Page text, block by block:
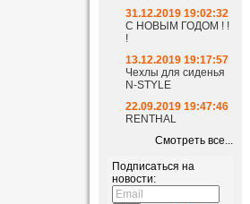
31.12.2019 19:02:32
С НОВЫМ ГОДОМ ! !
!
13.12.2019 19:17:57
Чехлы для сиденья
N-STYLE
22.09.2019 19:47:46
RENTHAL
Смотреть все...
Подписаться на
новости: